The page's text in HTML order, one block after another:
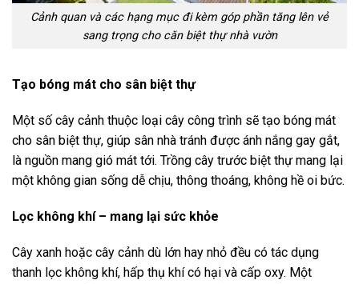
Cảnh quan và các hạng mục đi kèm góp phần tăng lên vẻ
sang trọng cho căn biệt thự nhà vườn
Tạo bóng mát cho sân biệt thự
Một số cây cảnh thuộc loại cây công trình sẽ tạo bóng mát
cho sân biệt thự, giúp sân nhà tránh được ánh nắng gay gắt,
là nguồn mang gió mát tới. Trồng cây trước biệt thự mang lại
một không gian sống dễ chịu, thông thoáng, không hề oi bức.
Lọc không khí – mang lại sức khỏe
Cây xanh hoặc cây cảnh dù lớn hay nhỏ đều có tác dụng
thanh lọc không khí, hấp thụ khí có hại và cấp oxy. Một